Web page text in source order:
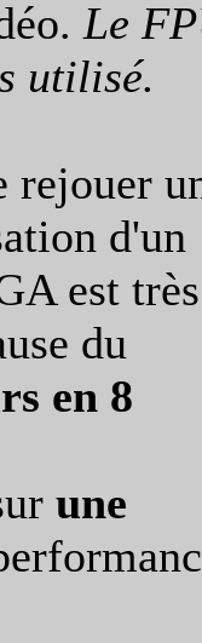
Le
utilisé.
rejouer
d'un
est très
du
en 8
une